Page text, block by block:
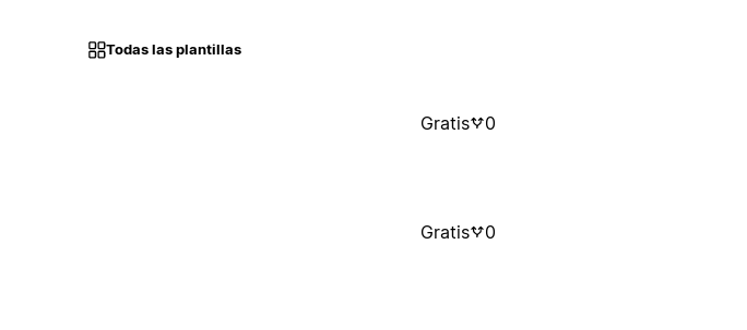
Todas las plantillas
Gratis 0
Gratis 0